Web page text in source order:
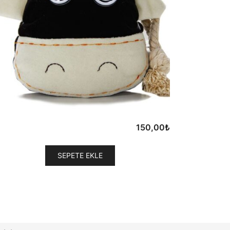
150,00₺
SEPETE EKLE